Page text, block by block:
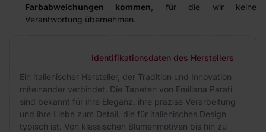
Farbabweichungen kommen , für die wir keine
Verantwortung übernehmen.
Identifikationsdaten des Herstellers
Ein italienischer Hersteller, der Tradition und Innovation
miteinander verbindet. Die Tapeten von Emiliana Parati
sind bekannt für ihre Eleganz, ihre präzise Verarbeitung
und ihre Liebe zum Detail, die für italienisches Design
typisch ist. Von klassischen Blumenmotiven bis hin zu